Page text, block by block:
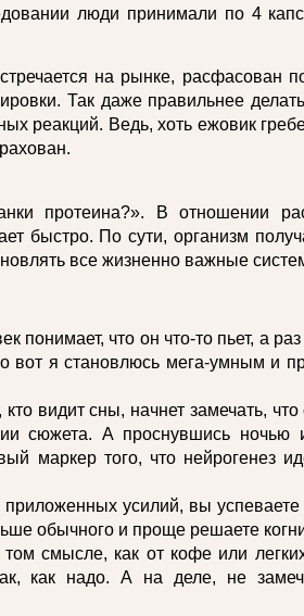
люди принимали по 4
на рынке, расфасован
Так даже правильнее
реакций. Ведь, хоть ежовик
протеина?». В отношении
быстро. По сути, организм
все жизненно важные
понимает, что он что-то пьет, а
вот я становлюсь мега-умным и
видит сны, начнет замечать, что
сюжета. А проснувшись ночью
маркер того, что нейрогенез
усилий, вы успеваете
обычного и проще решаете
смысле, как от кофе или
как надо. А на деле, не